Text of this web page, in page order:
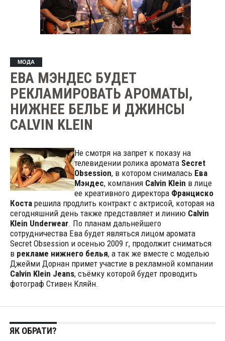
МОДА
ЕВА МЭНДЕС БУДЕТ
РЕКЛАМИРОВАТЬ АРОМАТЫ,
НИЖНЕЕ БЕЛЬЕ И ДЖИНСЫ
CALVIN KLEIN
Не смотря на запрет к показу на
телевидении ролика аромата Secret
Obsession, в котором снималась Ева
Мэндес, компания Calvin Klein в лице
ее креативного директора Франциско
Костарешила продлить контракт с актрисой, которая на
сегодняшний день также представляет и линию Calvin
Klein Underwear. По планам дальнейшего
сотрудничества Ева будет являться лицом аромата
Secret Obsession и осенью 2009 г, продолжит сниматься
в рекламе нижнего белья, а так же вместе с моделью
Джейми Дорнан примет участие в рекламной компании
Calvin Klein Jeans, съёмку которой будет проводить
фотограф Стивен Кляйн.
ЯК ОБРАТИ?